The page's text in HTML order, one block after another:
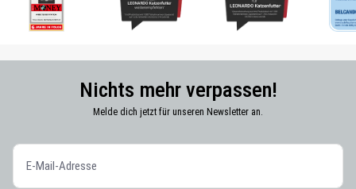
Nichts mehr verpassen!
Melde dich jetzt für unseren Newsletter an.